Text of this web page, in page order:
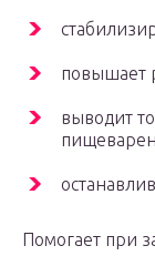
повышает
выводит
Помогает при